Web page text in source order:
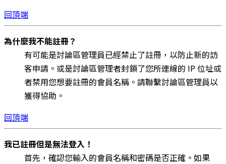
回頂端
為什麼我不能註冊？
有可能是討論區管理員已經禁止了註冊，以防止新的訪
客申請。或是討論區管理者封鎖了您所連線的 IP 位址或
者禁用您想要註冊的會員名稱。請聯繫討論區管理員以
獲得協助。
回頂端
我已註冊但是無法登入！
首先，確認您輸入的會員名稱和密碼是否正確。如果